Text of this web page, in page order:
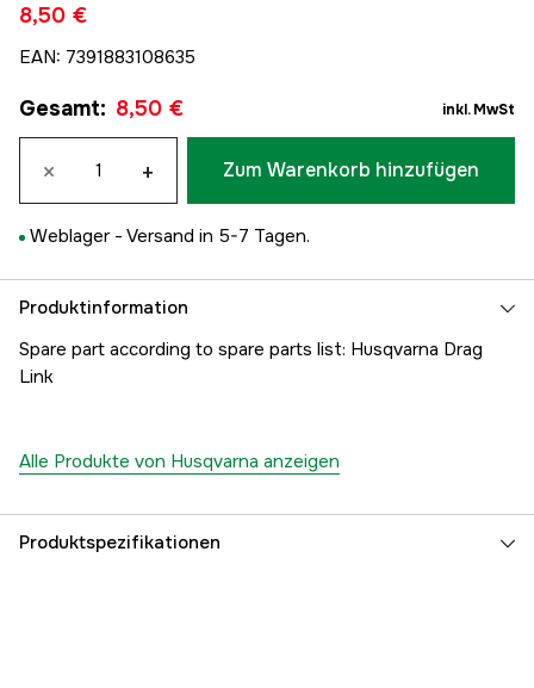
8,50 €
EAN: 7391883108635
Gesamt: 8,50 € inkl. MwSt
× + Zum Warenkorb hinzufügen
Weblager - Versand in 5-7 Tagen.
Produktinformation
Spare part according to spare parts list: Husqvarna Drag
Link
Alle Produkte von Husqvarna anzeigen
Produktspezifikationen